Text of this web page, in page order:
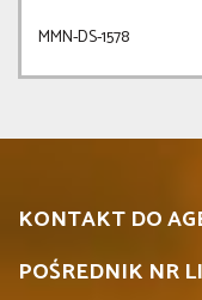
MMN-DS-1578
KONTAKT DO
POŚREDNIK NR